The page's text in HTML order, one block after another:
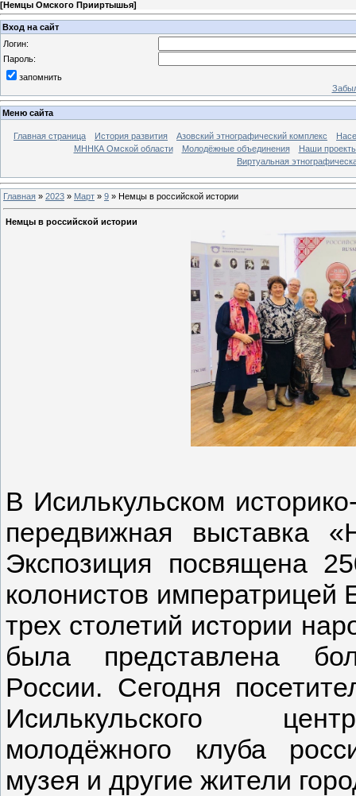
[Немцы Омского Прииртышья]
Вход на сайт
Логин:
Пароль:
запомнить
Меню сайта
Главная страница История развития Азовский этнографический комплекс
МННКА Омской области
Молодёжные объединения
Наши
Виртуальная
Главная » 2023 » Март » 9 » Немцы в российской истории
Немцы в российской истории
В Исилькульском
передвижная выставка
Экспозиция посвящена
колонистов императрицей
трех столетий истории
была представлена
России. Сегодня
Исилькульского
молодёжного клуба
музея и другие жители